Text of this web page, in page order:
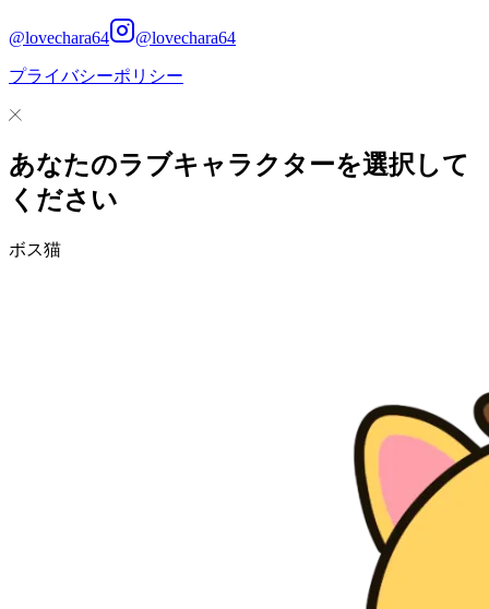
@lovechara64 @lovechara64
プライバシーポリシー
あなたのラブキャラクターを選択して
ください
ボス猫